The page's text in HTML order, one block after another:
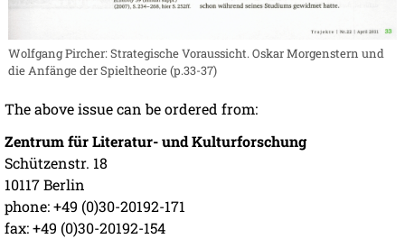
Wolfgang Pircher: Strategische Voraussicht. Oskar Morgenstern und
die Anfänge der Spieltheorie (p.33-37)
The above issue can be ordered from:
Zentrum für Literatur- und Kulturforschung
Schützenstr. 18
10117 Berlin
phone: +49 (0)30-20192-171
fax: +49 (0)30-20192-154